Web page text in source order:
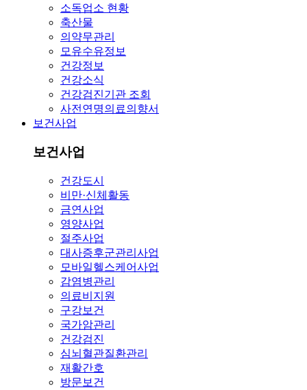
소독업소 현황
축산물
의약무관리
모유수유정보
건강정보
건강소식
건강검진기관 조회
사전연명의료의향서
보건사업
보건사업
건강도시
비만·신체활동
금연사업
영양사업
절주사업
대사증후군관리사업
모바일헬스케어사업
감염병관리
의료비지원
구강보건
국가암관리
건강검진
심뇌혈관질환관리
재활간호
방문보건